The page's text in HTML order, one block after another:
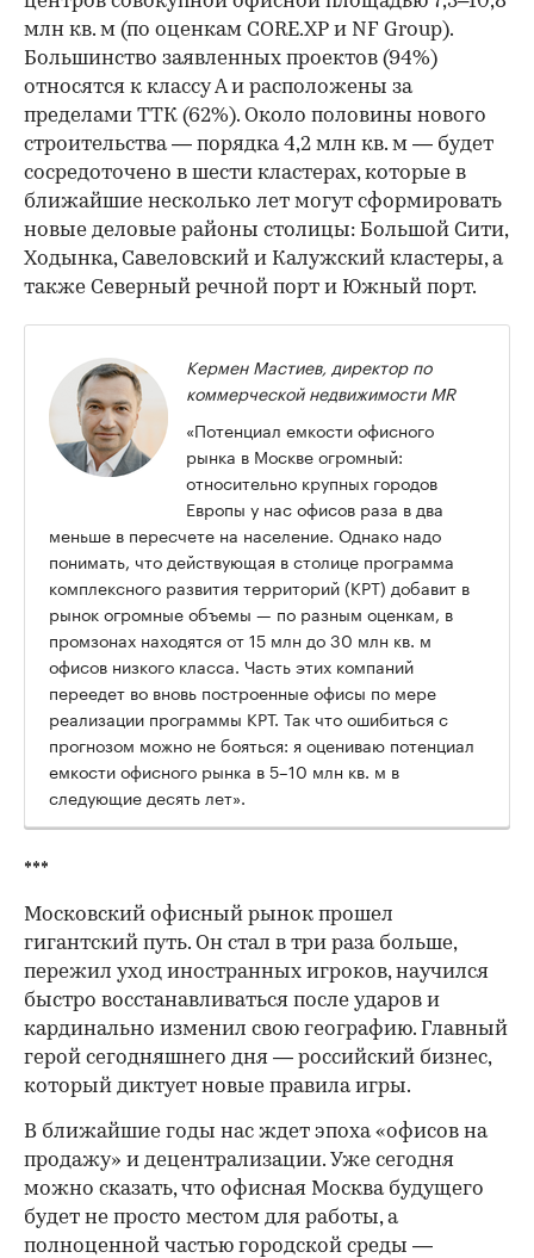
млн кв. м (по оценкам CORE.XP и NF Group).
Большинство заявленных проектов (94%)
относятся к классу А и расположены за
пределами ТТК (62%). Около половины нового
строительства — порядка 4,2 млн кв. м — будет
сосредоточено в шести кластерах, которые в
ближайшие несколько лет могут сформировать
новые деловые районы столицы: Большой Сити,
Ходынка, Савеловский и Калужский кластеры, а
также Северный речной порт и Южный порт.
Кермен Мастиев, директор по
коммерческой недвижимости MR
«Потенциал емкости офисного
рынка в Москве огромный:
относительно крупных городов
Европы у нас офисов раза в два
меньше в пересчете на население. Однако надо
понимать, что действующая в столице программа
комплексного развития территорий (КРТ) добавит в
рынок огромные объемы — по разным оценкам, в
промзонах находятся от 15 млн до 30 млн кв. м
офисов низкого класса. Часть этих компаний
переедет во вновь построенные офисы по мере
реализации программы КРТ. Так что ошибиться с
прогнозом можно не бояться: я оцениваю потенциал
емкости офисного рынка в 5–10 млн кв. м в
следующие десять лет».
***
Московский офисный рынок прошел
гигантский путь. Он стал в три раза больше,
пережил уход иностранных игроков, научился
быстро восстанавливаться после ударов и
кардинально изменил свою географию. Главный
герой сегодняшнего дня — российский бизнес,
который диктует новые правила игры.
В ближайшие годы нас ждет эпоха «офисов на
продажу» и децентрализации. Уже сегодня
можно сказать, что офисная Москва будущего
будет не просто местом для работы, а
полноценной частью городской среды —